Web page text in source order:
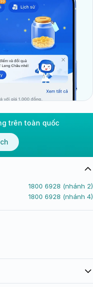
trên toàn quốc
1800 6928 (nhánh 2)
1800 6928 (nhánh 4)